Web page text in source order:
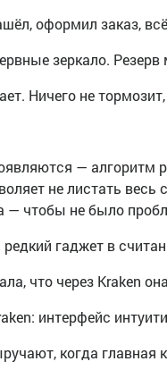
оформил заказ,
зеркало.
Ничего не
— алгоритм
не листать весь
— чтобы не было
гаджет в
что через Kraken
интерфейс
когда главная